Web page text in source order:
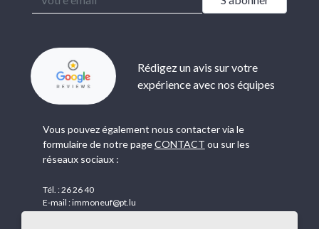
Rédigez un avis sur votre
expérience avec nos équipes
Vous pouvez également nous contacter via le
formulaire de notre pageCONTACT ou sur les
réseaux sociaux :
Tél. :26 26 40
E-mail :immoneuf@pt.lu